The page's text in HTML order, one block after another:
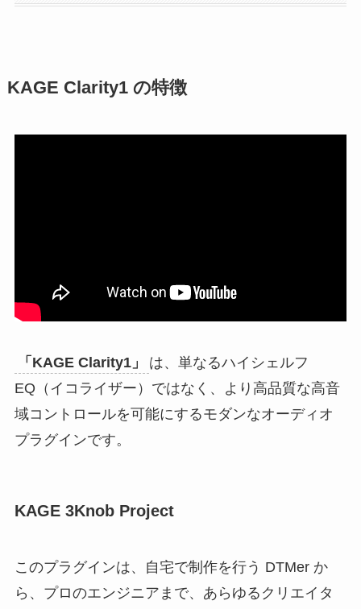
KAGE Clarity1 の特徴
「KAGE Clarity1」
は、単なるハイシェルフ
EQ（イコライザー）ではなく、より高品質な高音
域コントロールを可能にするモダンなオーディオ
プラグインです。
KAGE 3Knob Project
このプラグインは、自宅で制作を行う DTMer か
ら、プロのエンジニアまで、あらゆるクリエイタ